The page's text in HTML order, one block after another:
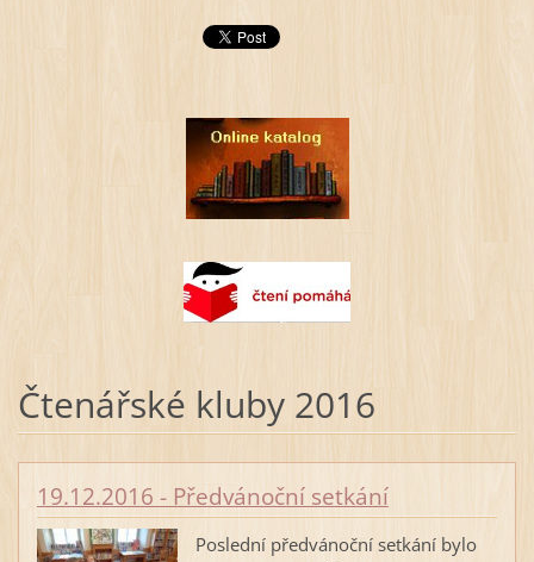
Čtenářské kluby 2016
19.12.2016 - Předvánoční setkání
Poslední předvánoční setkání bylo